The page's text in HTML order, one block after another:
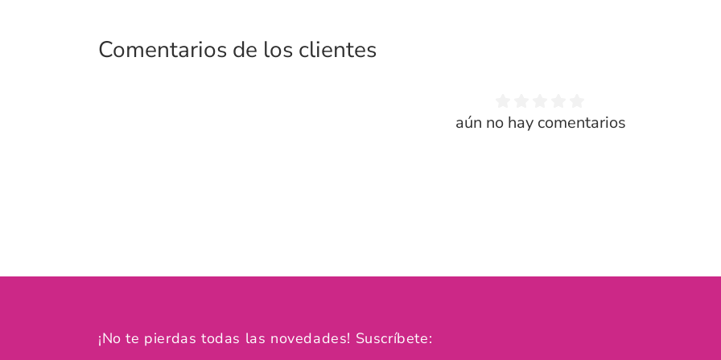
Comentarios de los clientes
aún no hay comentarios
¡No te pierdas todas las novedades! Suscríbete: